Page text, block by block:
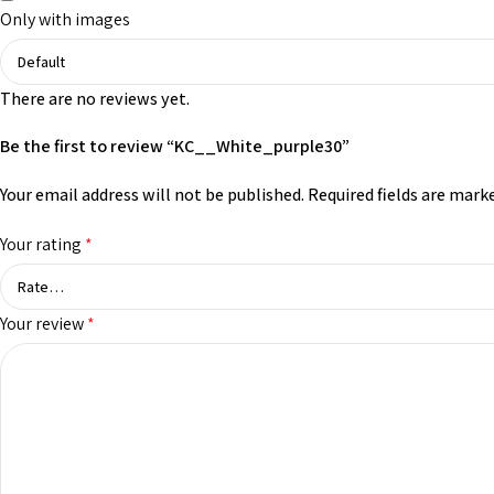
Only with images
There are no reviews yet.
Be the first to review “KC__White_purple30”
Your email address will not be published. Required fields are
Your rating *
Your review*